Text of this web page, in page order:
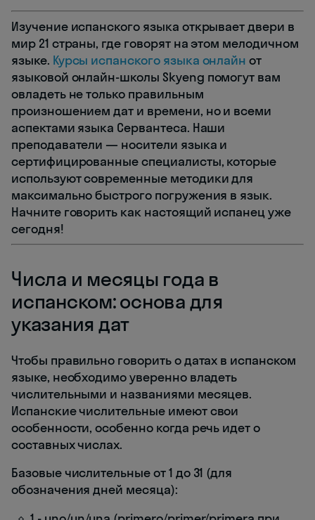
Изучение испанского языка открывает двери в
мир 21 страны, где говорят на этом мелодичном
языке. Курсы испанского языка онлайн от
языковой онлайн-школы Skyeng помогут вам
овладеть не только правильным
произношением дат и времени, но и всеми
аспектами языка Сервантеса. Наши
преподаватели — носители языка и
сертифицированные специалисты, которые
используют современные методики для
максимально быстрого погружения в язык.
Начните говорить как настоящий испанец уже
сегодня!
Числа и месяцы года в
испанском: основа для
указания дат
Чтобы правильно говорить о датах в испанском
языке, необходимо уверенно владеть
числительными и названиями месяцев.
Испанские числительные имеют свои
особенности, особенно когда речь идет о
составных числах.
Базовые числительные от 1 до 31 (для
обозначения дней месяца):